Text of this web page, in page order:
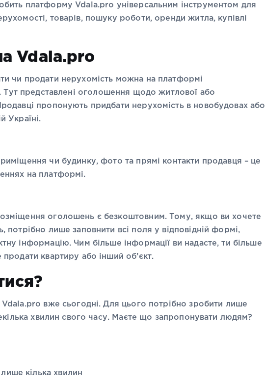
платформу Vdala.pro універсальним інструментом для
товарів, пошуку роботи, оренди житла, купівлі
Vdala.pro
чи продати нерухомість можна на платформі
. Тут представлені оголошення щодо житлової або
пропонують придбати нерухомість в новобудовах або
Україні.
чи будинку, фото та прямі контакти продавця – це
на платформі.
оголошень є безкоштовним. Тому, якщо ви хочете
потрібно лише заповнити всі поля у відповідній формі,
інформацію. Чим більше інформації ви надасте, ти більше
квартиру або інший об’єкт.
Vdala.pro вже сьогодні. Для цього потрібно зробити лише
хвилин свого часу. Маєте що запропонувати людям?
кілька хвилин